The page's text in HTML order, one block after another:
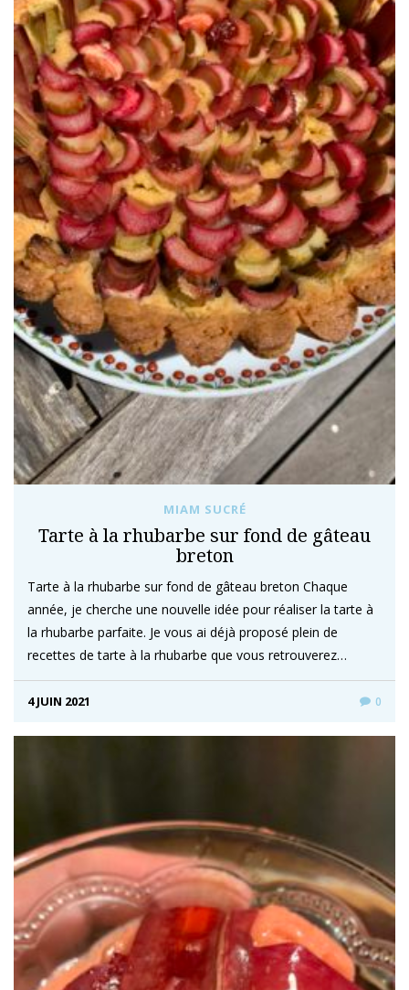
MIAM SUCRÉ
Tarte à la rhubarbe sur fond de gâteau
breton
Tarte à la rhubarbe sur fond de gâteau breton Chaque
année, je cherche une nouvelle idée pour réaliser la tarte à
la rhubarbe parfaite. Je vous ai déjà proposé plein de
recettes de tarte à la rhubarbe que vous retrouverez…
4 JUIN 2021 0